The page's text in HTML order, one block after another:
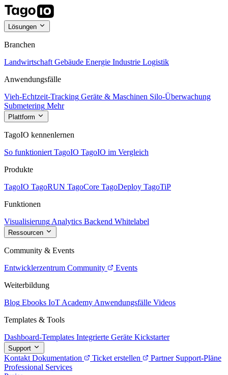
Lösungen
Branchen
Landwirtschaft Gebäude Energie Industrie Logistik
Anwendungsfälle
Vieh-Echtzeit-Tracking Geräte & Maschinen Silo-Überwachung
Submetering Mehr
Plattform
TagoIO kennenlernen
So funktioniert TagoIO TagoIO im Vergleich
Produkte
TagoIO TagoRUN TagoCore TagoDeploy TagoTiP
Funktionen
Visualisierung Analytics Backend Whitelabel
Ressourcen
Community & Events
Entwicklerzentrum Community
Events
Weiterbildung
Blog Ebooks IoT Academy Anwendungsfälle Videos
Templates & Tools
Dashboard-Templates Integrierte Geräte Kickstarter
Support
Kontakt Dokumentation Ticket erstellen Partner Support-Pläne
Professional Services